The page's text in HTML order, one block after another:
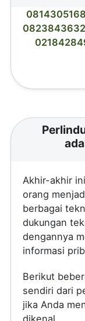
Akhir-akhir
orang
berbagai
dukungan
dengannya
informasi
Berikut
sendiri dari
jika Anda
dikenal.